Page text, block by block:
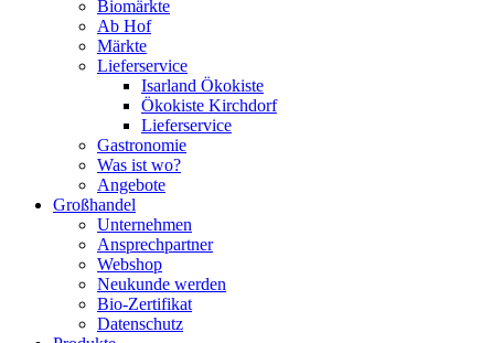
Biomärkte
Ab Hof
Märkte
Lieferservice
Isarland Ökokiste
Ökokiste Kirchdorf
Lieferservice
Gastronomie
Was ist wo?
Angebote
Großhandel
Unternehmen
Ansprechpartner
Webshop
Neukunde werden
Bio-Zertifikat
Datenschutz